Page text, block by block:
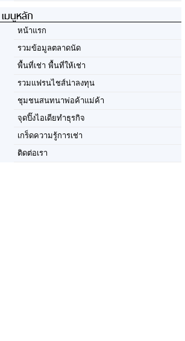
เมนูหลัก
หน้าแรก
รวมข้อมูลตลาดนัด
พื้นที่เช่า พื้นที่ให้เช่า
รวมแฟรนไชส์น่าลงทุน
ชุมชนสนทนาพ่อค้าแม่ค้า
จุดปิ๊งไอเดียทำธุรกิจ
เกร็ดความรู้การเช่า
ติดต่อเรา